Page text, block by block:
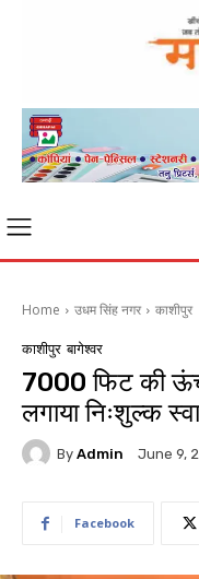
Home उधम सिंह नगर काशीपुर
काशीपुर बागेश्वर
7000 फिट की
लगाया निःशुल्क
By Admin June 9,
Facebook